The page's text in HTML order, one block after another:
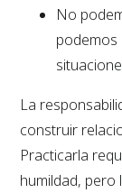
No
podemos
La
construir
Practicarla
humildad, pero